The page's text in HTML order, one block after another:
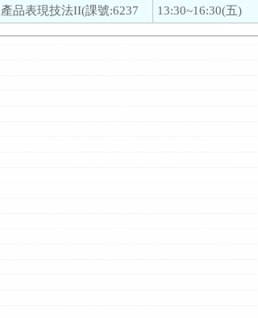
產品表現技法II(課號:6237
13:30~16:30(五)